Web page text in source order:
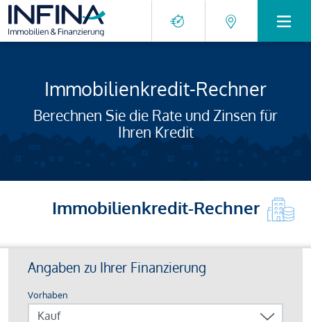
Immobilienkredit-Rechner
Berechnen Sie die Rate und Zinsen für
Ihren Kredit
Immobilienkredit-Rechner